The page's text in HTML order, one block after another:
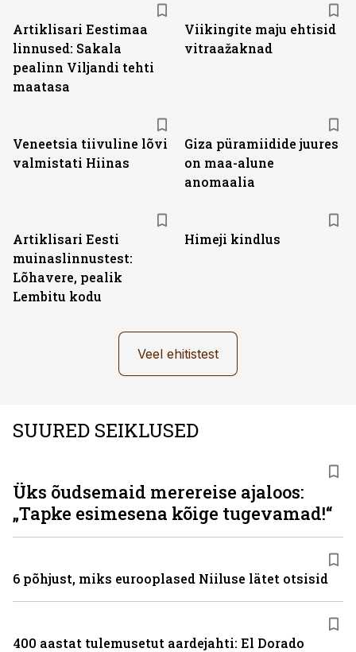
Artiklisari Eestimaa
linnused: Sakala
pealinn Viljandi tehti
maatasa
Viikingite maju ehtisid
vitraažaknad
Veneetsia tiivuline lõvi
valmistati Hiinas
Giza püramiidide juures
on maa-alune
anomaalia
Artiklisari Eesti
muinaslinnustest:
Lõhavere, pealik
Lembitu kodu
Himeji kindlus
Veel ehitistest
SUURED SEIKLUSED
Üks õudsemaid merereise ajaloos:
„Tapke esimesena kõige tugevamad!“
6 põhjust, miks eurooplased Niiluse lätet otsisid
400 aastat tulemusetut aardejahti: El Dorado